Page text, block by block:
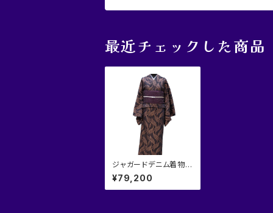
最近チェックした商品
ジャガードデニム着物
『流曲線』
¥79,200